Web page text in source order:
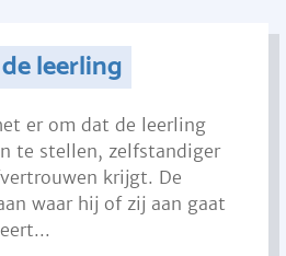
leerling
er om dat de leerling
te stellen, zelfstandiger
krijgt. De
waar hij of zij aan gaat